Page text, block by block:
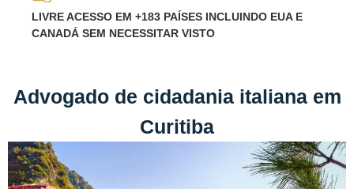
LIVRE ACESSO EM +183 PAÍSES INCLUINDO EUA E
CANADÁ SEM NECESSITAR VISTO
Advogado de cidadania italiana em
Curitiba